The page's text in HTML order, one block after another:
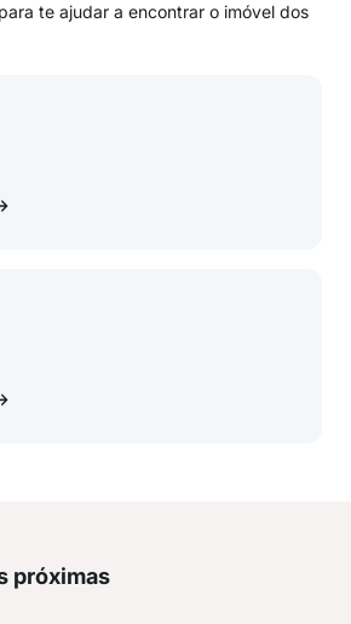
te ajudar a encontrar o imóvel dos
próximas